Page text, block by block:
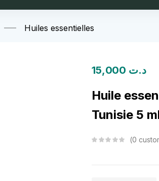
Huiles essentielles
د.ت
Huile
Tunisie 5
0